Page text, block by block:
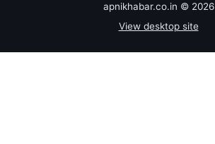
apnikhabar.co.in © 2026
View desktop site